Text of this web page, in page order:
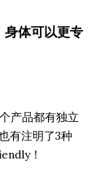
身体可以更专
产品都有独立
有注明了3种
！